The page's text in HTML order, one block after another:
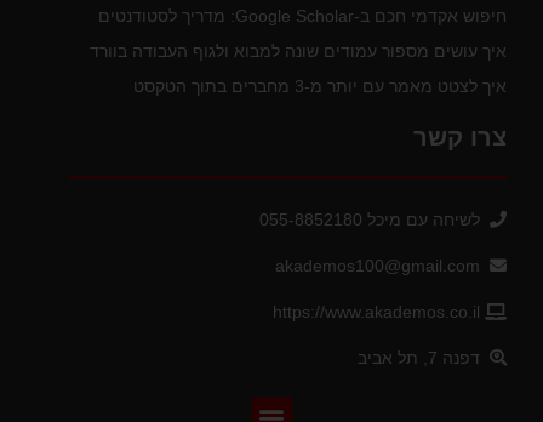
חיפוש אקדמי חכם ב-Google Scholar: מדריך לסטודנטים
איך עושים מספור עמודים שונה למבוא ולגוף העבודה בוורד
איך לצטט מאמר עם יותר מ-3 מחברים בתוך הטקסט
צרו קשר
לשיחה עם מיכל 055-8852180
akademos100@gmail.com
https://www.akademos.co.il
דפנה 7, תל אביב